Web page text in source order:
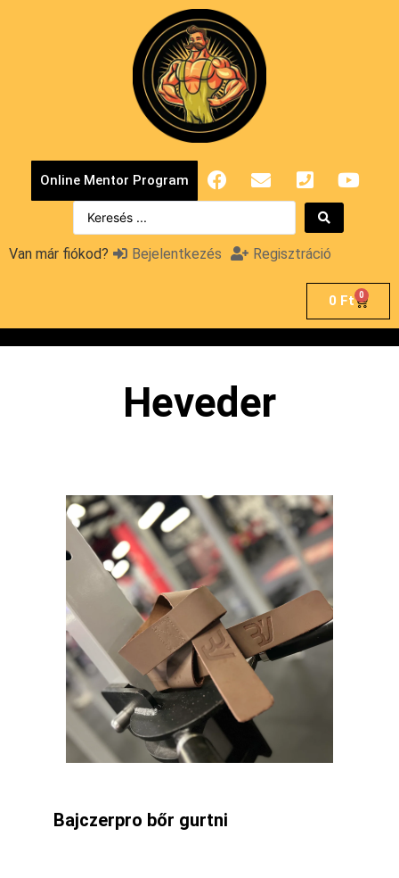
Online Mentor Program
Van már fiókod? Bejelentkezés Regisztráció
0 Ft 0
Heveder
Bajczerpro bőr gurtni